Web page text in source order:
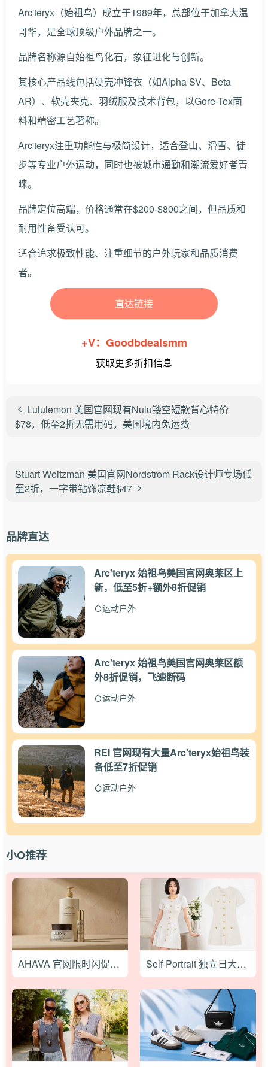
Arc'teryx（始祖鸟）成立于1989年，总部位于加拿大温
哥华，是全球顶级户外品牌之一。
品牌名称源自始祖鸟化石，象征进化与创新。
其核心产品线包括硬壳冲锋衣（如Alpha SV、Beta
AR）、软壳夹克、羽绒服及技术背包，以Gore-Tex面
料和精密工艺著称。
Arc'teryx注重功能性与极简设计，适合登山、滑雪、徒
步等专业户外运动，同时也被城市通勤和潮流爱好者青
睐。
品牌定位高端，价格通常在$200-$800之间，但品质和
耐用性备受认可。
适合追求极致性能、注重细节的户外玩家和品质消费
者。
直达链接
+V：Goodbdealsmm
获取更多折扣信息
Lululemon 美国官网现有Nulu镂空短款背心特价
$78，低至2折无需用码，美国境内免运费
Stuart Weitzman 美国官网Nordstrom Rack设计师专场低
至2折，一字带钻饰凉鞋$47
品牌直达
Arc'teryx 始祖鸟美国官网奥莱区上
新，低至5折+额外8折促销
运动户外
Arc'teryx 始祖鸟美国官网奥莱区额
外8折促销，飞速断码
运动户外
REI 官网现有大量Arc'teryx始祖鸟装
备低至7折促销
运动户外
小O推荐
AHAVA 官网限时闪促，红白蓝系列无门槛7折，满赠正装礼 Self-Portrait 独立日大促低至3折，秦岚同款针织连衣裙仅$186